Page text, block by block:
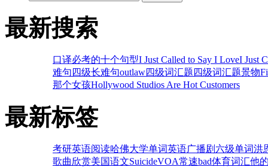
最新搜索
口译必考的十个句型I Just Called to Say I LoveI Just
难句 四级长难句outlaw四级词汇题 四级词汇题景物
那个女孩Hollywood Studios Are Hot Customers
最新标签
考研英语阅读哈佛大学单词英语广播剧 六级单词洪
歌曲欣赏美国语文SuicideVOA常速bad体育词汇他